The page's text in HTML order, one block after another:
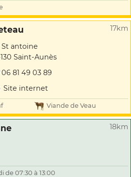
17km
St antoine
Saint-Aunès
06 81 49 03 89
Site internet
Viande de Veau
18km
de 07:30 à 13:00